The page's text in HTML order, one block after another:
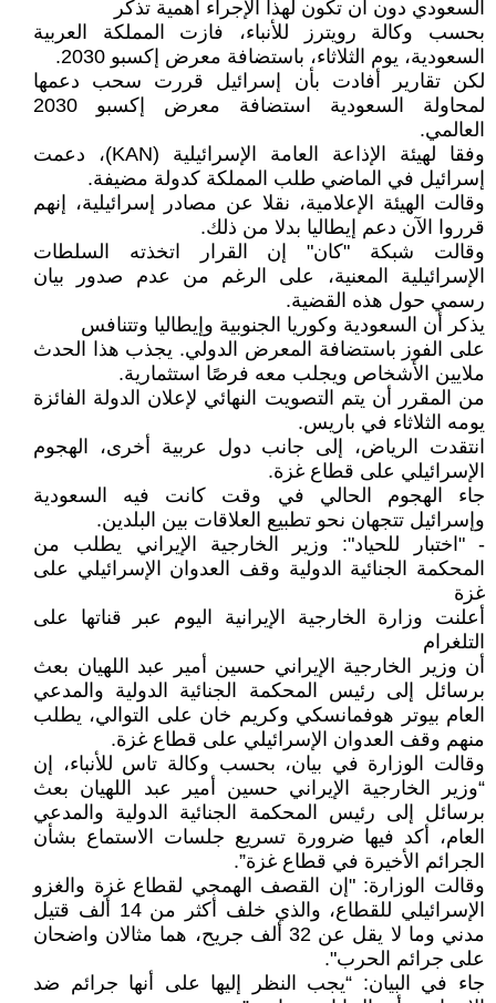
السعودي دون أن تكون لهذا الإجراء أهمية تذكر
بحسب وكالة رويترز للأنباء، فازت المملكة العربية
السعودية، يوم الثلاثاء، باستضافة معرض إكسبو 2030.
لكن تقارير أفادت بأن إسرائيل قررت سحب دعمها
لمحاولة السعودية استضافة معرض إكسبو 2030
العالمي.
وفقا لهيئة الإذاعة العامة الإسرائيلية (KAN)، دعمت
إسرائيل في الماضي طلب المملكة كدولة مضيفة.
وقالت الهيئة الإعلامية، نقلا عن مصادر إسرائيلية، إنهم
قرروا الآن دعم إيطاليا بدلا من ذلك.
وقالت شبكة "كان" إن القرار اتخذته السلطات
الإسرائيلية المعنية، على الرغم من عدم صدور بيان
رسمي حول هذه القضية.
يذكر أن السعودية وكوريا الجنوبية وإيطاليا وتتنافس
على الفوز باستضافة المعرض الدولي. يجذب هذا الحدث
ملايين الأشخاص ويجلب معه فرصًا استثمارية.
من المقرر أن يتم التصويت النهائي لإعلان الدولة الفائزة
يومه الثلاثاء في باريس.
انتقدت الرياض، إلى جانب دول عربية أخرى، الهجوم
الإسرائيلي على قطاع غزة.
جاء الهجوم الحالي في وقت كانت فيه السعودية
وإسرائيل تتجهان نحو تطبيع العلاقات بين البلدين.
- "اختبار للحياد": وزير الخارجية الإيراني يطلب من
المحكمة الجنائية الدولية وقف العدوان الإسرائيلي على
غزة
أعلنت وزارة الخارجية الإيرانية اليوم عبر قناتها على
التلغرام
أن وزير الخارجية الإيراني حسين أمير عبد اللهيان بعث
برسائل إلى رئيس المحكمة الجنائية الدولية والمدعي
العام بيوتر هوفمانسكي وكريم خان على التوالي، يطلب
منهم وقف العدوان الإسرائيلي على قطاع غزة.
وقالت الوزارة في بيان، بحسب وكالة تاس للأنباء، إن
“وزير الخارجية الإيراني حسين أمير عبد اللهيان بعث
برسائل إلى رئيس المحكمة الجنائية الدولية والمدعي
العام، أكد فيها ضرورة تسريع جلسات الاستماع بشأن
الجرائم الأخيرة في قطاع غزة”.
وقالت الوزارة: "إن القصف الهمجي لقطاع غزة والغزو
الإسرائيلي للقطاع، والذي خلف أكثر من 14 ألف قتيل
مدني وما لا يقل عن 32 ألف جريح، هما مثالان واضحان
على جرائم الحرب".
جاء في البيان: “يجب النظر إليها على أنها جرائم ضد